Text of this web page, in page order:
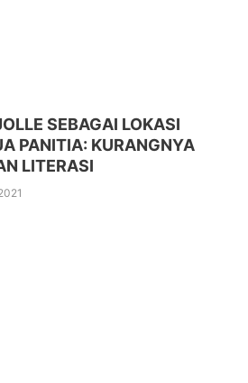
SEBAGAI LOKASI
PANITIA: KURANGNYA
LITERASI